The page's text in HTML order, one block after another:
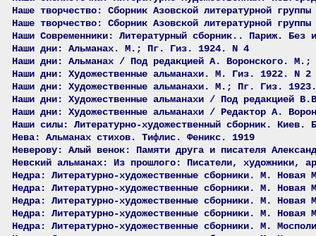
Наше творчество: Сборник Азовской литературной
Наше творчество: Сборник Азовской литературной
Наши Современники: Литературный сборник.. Париж.
Наши дни: Альманах. М.; Пг. Гиз. 1924. N 4
Наши дни: Альманах / Под редакцией А. Воронского.
Наши дни: Художественные альманахи. М. Гиз. 1922. N 2
Наши дни: Художественные альманахи. М.; Пг. Гиз.
Наши дни: Художественные альманахи / Под редакцией
Наши дни: Художественные альманахи / Редактор А.
Наши силы: Литературно-художественный сборник. Киев.
Нева: Альманах стихов. Тифлис. Феникс. 1919
Неверову: Алый венок: Памяти друга и писателя
Невский альманах: Из прошлого: Писатели, художники,
Недра: Литературно-художественные сборники. М.
Недра: Литературно-художественные сборники. М.
Недра: Литературно-художественные сборники. М.
Недра: Литературно-художественные сборники. М.
Недра: Литературно-художественные сборники. М.